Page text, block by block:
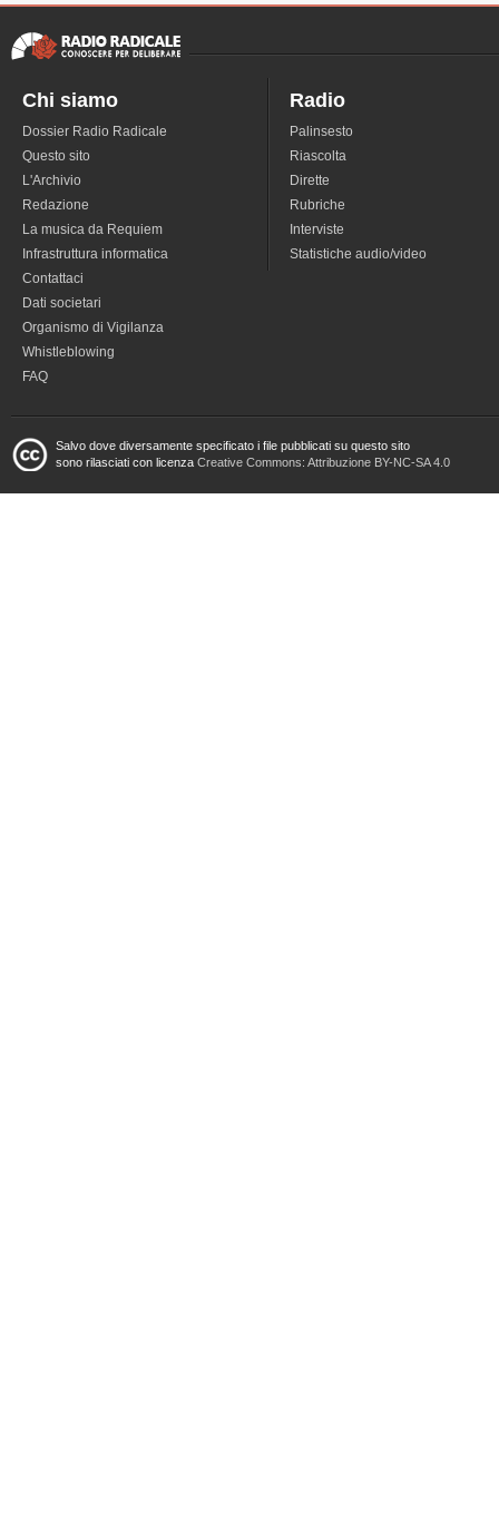
Chi siamo
Dossier Radio Radicale
Questo sito
L'Archivio
Redazione
La musica da Requiem
Infrastruttura informatica
Contattaci
Dati societari
Organismo di Vigilanza
Whistleblowing
FAQ
Radio
Palinsesto
Riascolta
Dirette
Rubriche
Interviste
Statistiche audio/video
Salvo dove diversamente specificato i file pubblicati su questo sito
sono rilasciati con licenza Creative Commons: Attribuzione BY-NC-SA 4.0